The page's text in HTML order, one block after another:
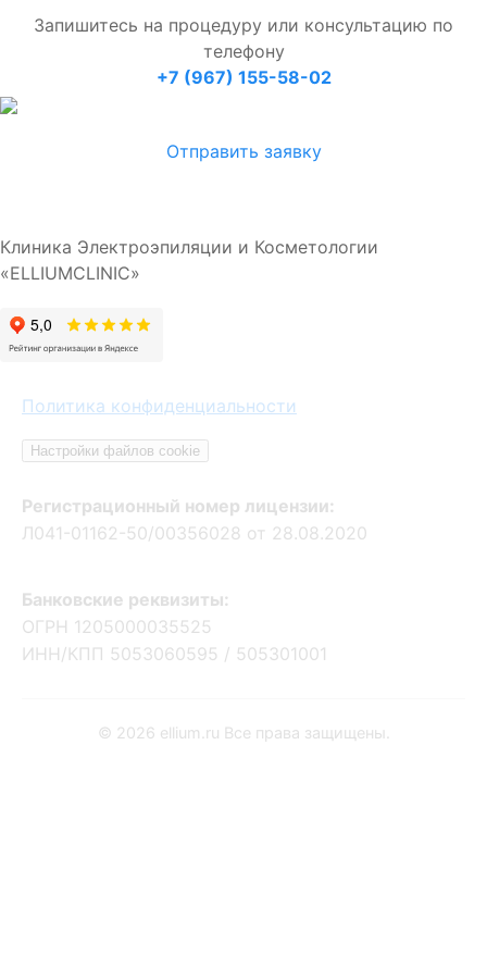
Запишитесь на процедуру или консультацию по
телефону
+7 (967) 155-58-02
Отправить заявку
Клиника Электроэпиляции и Косметологии
«ELLIUMCLINIC»
Политика конфиденциальности
Настройки файлов cookie
Регистрационный номер лицензии:
Л041-01162-50/00356028 от 28.08.2020
Банковские реквизиты:
ОГРН 1205000035525
ИНН/КПП 5053060595 / 505301001
© 2026 ellium.ru Все права защищены.